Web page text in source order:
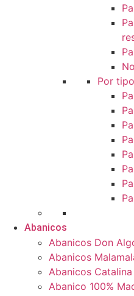
Por tipo
Abanicos
Abanicos Don
Abanicos
Abanicos
Abanico 100%